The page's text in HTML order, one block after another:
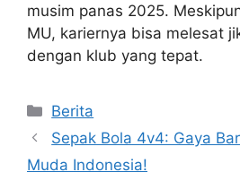
musim panas 2025.
MU, kariernya bisa melesat
dengan klub yang tepat.
Kategori
Berita
Sepak Bola 4v4: Gaya
Muda Indonesia!